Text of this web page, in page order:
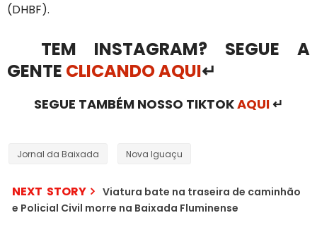
(DHBF).
TEM INSTAGRAM? SEGUE A
GENTE CLICANDO AQUI↵
SEGUE TAMBÉM NOSSO TIKTOKAQUI ↵
Jornal da Baixada Nova Iguaçu
NEXT STORY
Viatura bate na traseira de caminhão
e Policial Civil morre na Baixada Fluminense